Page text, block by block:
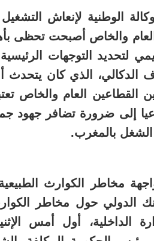
الوطنية لإنعاش التشغيل
والخاص أصبحت تحظى
لتحديد التوجهات
الدكالي، الذي كان يتحدث
القطاعين العام والخاص
إلى ضرورة تضافر جهود
بالمغرب.
مخاطر الكوارث
الدولي حول مخاطر
الداخلية، أول أمس